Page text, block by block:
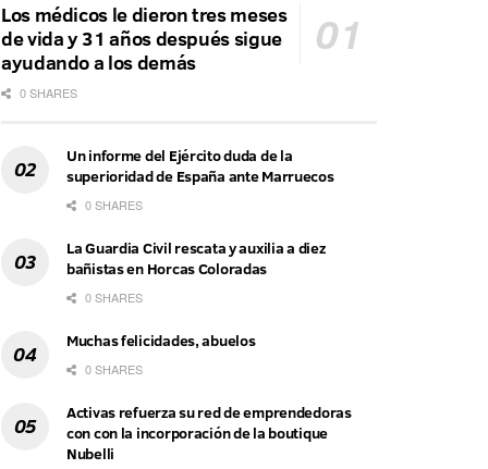
Los médicos le dieron tres meses
de vida y 31 años después sigue
ayudando a los demás
0 SHARES
Un informe del Ejército duda de la
superioridad de España ante Marruecos
0 SHARES
La Guardia Civil rescata y auxilia a diez
bañistas en Horcas Coloradas
0 SHARES
Muchas felicidades, abuelos
0 SHARES
Activas refuerza su red de emprendedoras
con con la incorporación de la boutique
Nubelli